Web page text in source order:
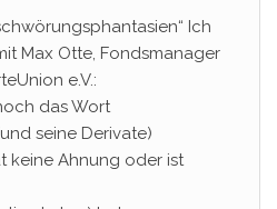
Ich
Max Otte, Fondsmanager
e.V.:
das Wort
seine Derivate)
keine Ahnung oder ist